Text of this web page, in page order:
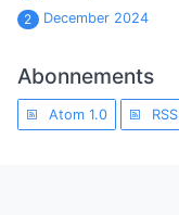
2
December 2024
Abonnements
Atom 1.0 RSS